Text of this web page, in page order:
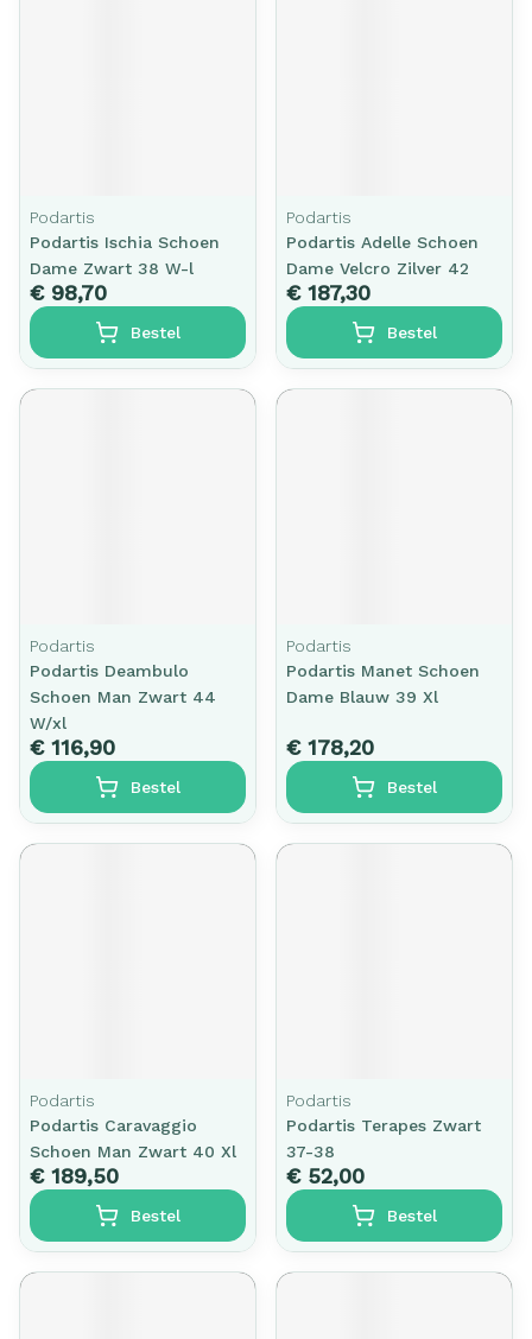
Podartis
Podartis Ischia Schoen
Dame Zwart 38 W-l
€ 98,70
Bestel
Podartis
Podartis Adelle Schoen
Dame Velcro Zilver 42
€ 187,30
Bestel
Podartis
Podartis Deambulo
Schoen Man Zwart 44
W/xl
€ 116,90
Bestel
Podartis
Podartis Manet Schoen
Dame Blauw 39 Xl
€ 178,20
Bestel
Podartis
Podartis Caravaggio
Schoen Man Zwart 40 Xl
€ 189,50
Bestel
Podartis
Podartis Terapes Zwart
37-38
€ 52,00
Bestel